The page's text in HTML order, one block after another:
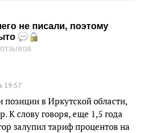
не писали, поэтому
19:57
позиции в Иркутской области,
К слову говоря, еще 1,5 года
залупил тариф процентов на